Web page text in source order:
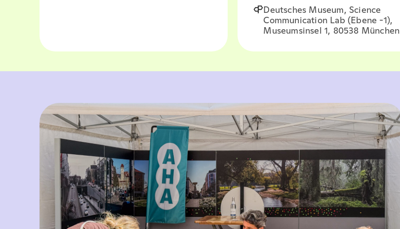
Deutsches Museum, Science
Communication Lab (Ebene -1),
Museumsinsel 1, 80538 München